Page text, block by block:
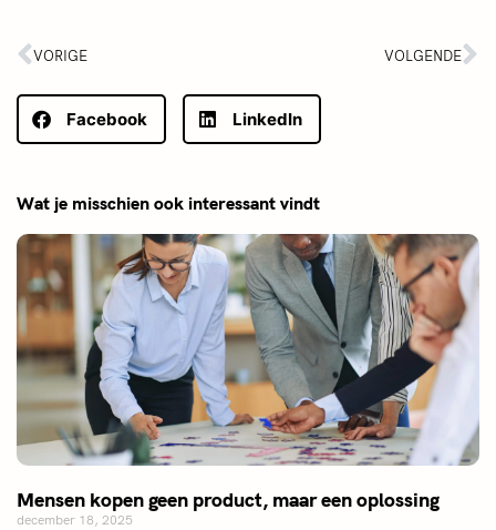
VORIGE VOLGENDE
Facebook LinkedIn
Wat je misschien ook interessant vindt
Mensen kopen geen product, maar een oplossing
december 18, 2025